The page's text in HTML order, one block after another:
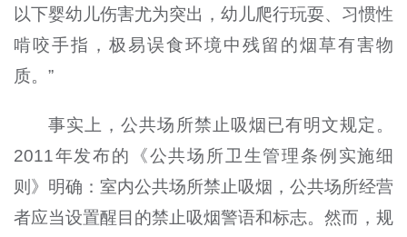
以下婴幼儿伤害尤为突出，幼儿爬行玩耍、习惯性
啃咬手指，极易误食环境中残留的烟草有害物
质。”
事实上，公共场所禁止吸烟已有明文规定。
2011年发布的《公共场所卫生管理条例实施细
则》明确：室内公共场所禁止吸烟，公共场所经营
者应当设置醒目的禁止吸烟警语和标志。然而，规